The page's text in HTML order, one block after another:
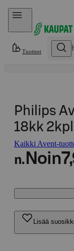
Hyppää sisältöön
Tuotteet
Philips
18kk
Kaikki Avent-
n. Noin
Lisää